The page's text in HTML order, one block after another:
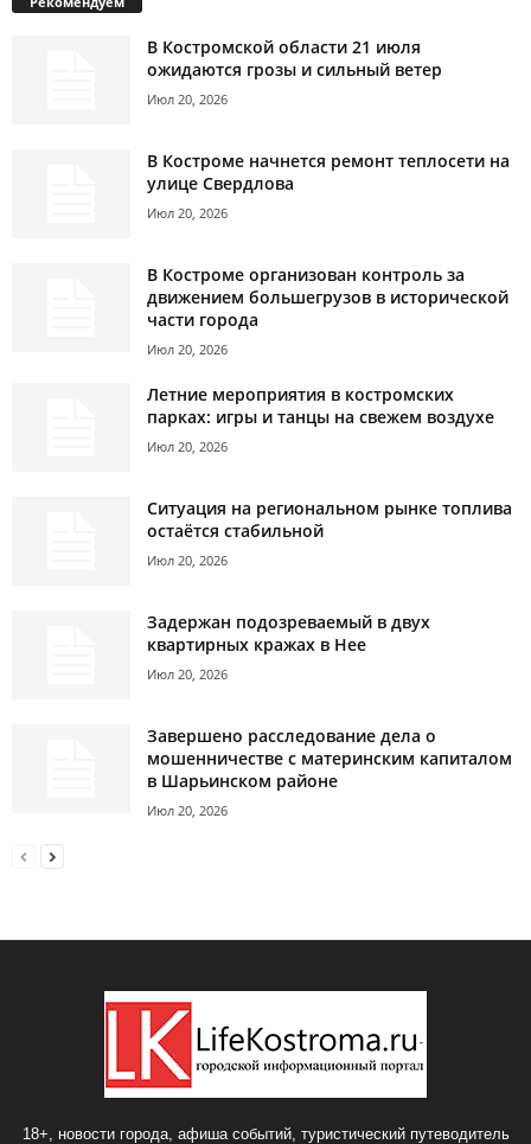
В Костромской области 21 июля
ожидаются грозы и сильный ветер
Июл 20, 2026
В Костроме начнется ремонт теплосети на
улице Свердлова
Июл 20, 2026
В Костроме организован контроль за
движением большегрузов в исторической
части города
Июл 20, 2026
Летние мероприятия в костромских
парках: игры и танцы на свежем воздухе
Июл 20, 2026
Ситуация на региональном рынке топлива
остаётся стабильной
Июл 20, 2026
Задержан подозреваемый в двух
квартирных кражах в Нее
Июл 20, 2026
Завершено расследование дела о
мошенничестве с материнским капиталом
в Шарьинском районе
Июл 20, 2026
18+, новости города, афиша событий, туристический путеводитель